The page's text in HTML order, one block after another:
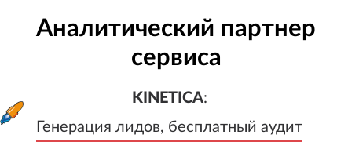
Аналитический партнер
сервиса
KINETICA:
Генерация лидов, бесплатный аудит
Генерация лидов, бесплатный